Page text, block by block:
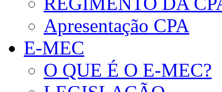
Apresentação CPA
E-MEC
O QUE É O E-MEC?